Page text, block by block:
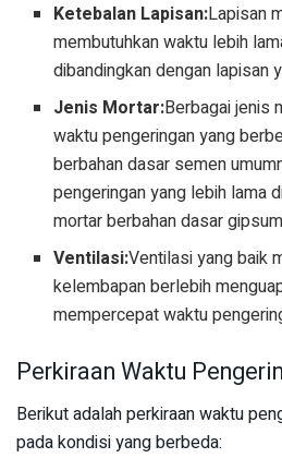
Ketebalan Lapisan:Lapisan
membutuhkan waktu lebih
dibandingkan dengan lapisan
Jenis Mortar:Berbagai jenis
waktu pengeringan yang
berbahan dasar semen
pengeringan yang lebih lama
mortar berbahan dasar
Ventilasi:Ventilasi yang baik
kelembapan berlebih
mempercepat waktu
Perkiraan Waktu
Berikut adalah perkiraan waktu
pada kondisi yang berbeda: